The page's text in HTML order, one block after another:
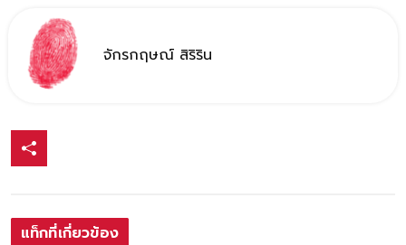
จักรกฤษณ์ สิริริน
แท็กที่เกี่ยวข้อง